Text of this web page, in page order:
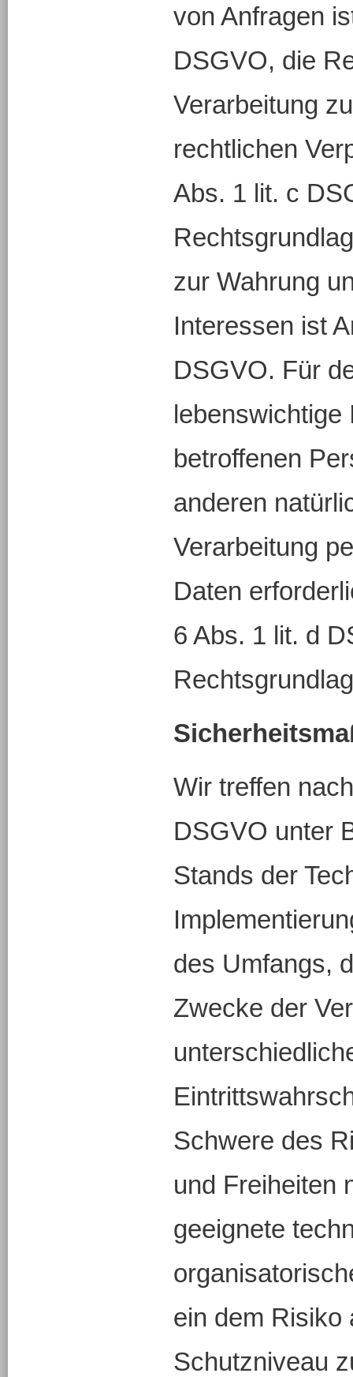
von Anfragen
DSGVO, die
Verarbeitung
rechtlichen
Abs. 1 lit. c
zur Wahrung
Interessen ist
DSGVO. Für
lebenswichtige
betroffenen
anderen
Verarbeitung
Daten
6 Abs. 1 lit. d
Wir treffen
DSGVO unter
Stands der
des Umfangs,
Zwecke der
Schwere des
und Freiheiten
geeignete
ein dem Risiko
Schutzniveau